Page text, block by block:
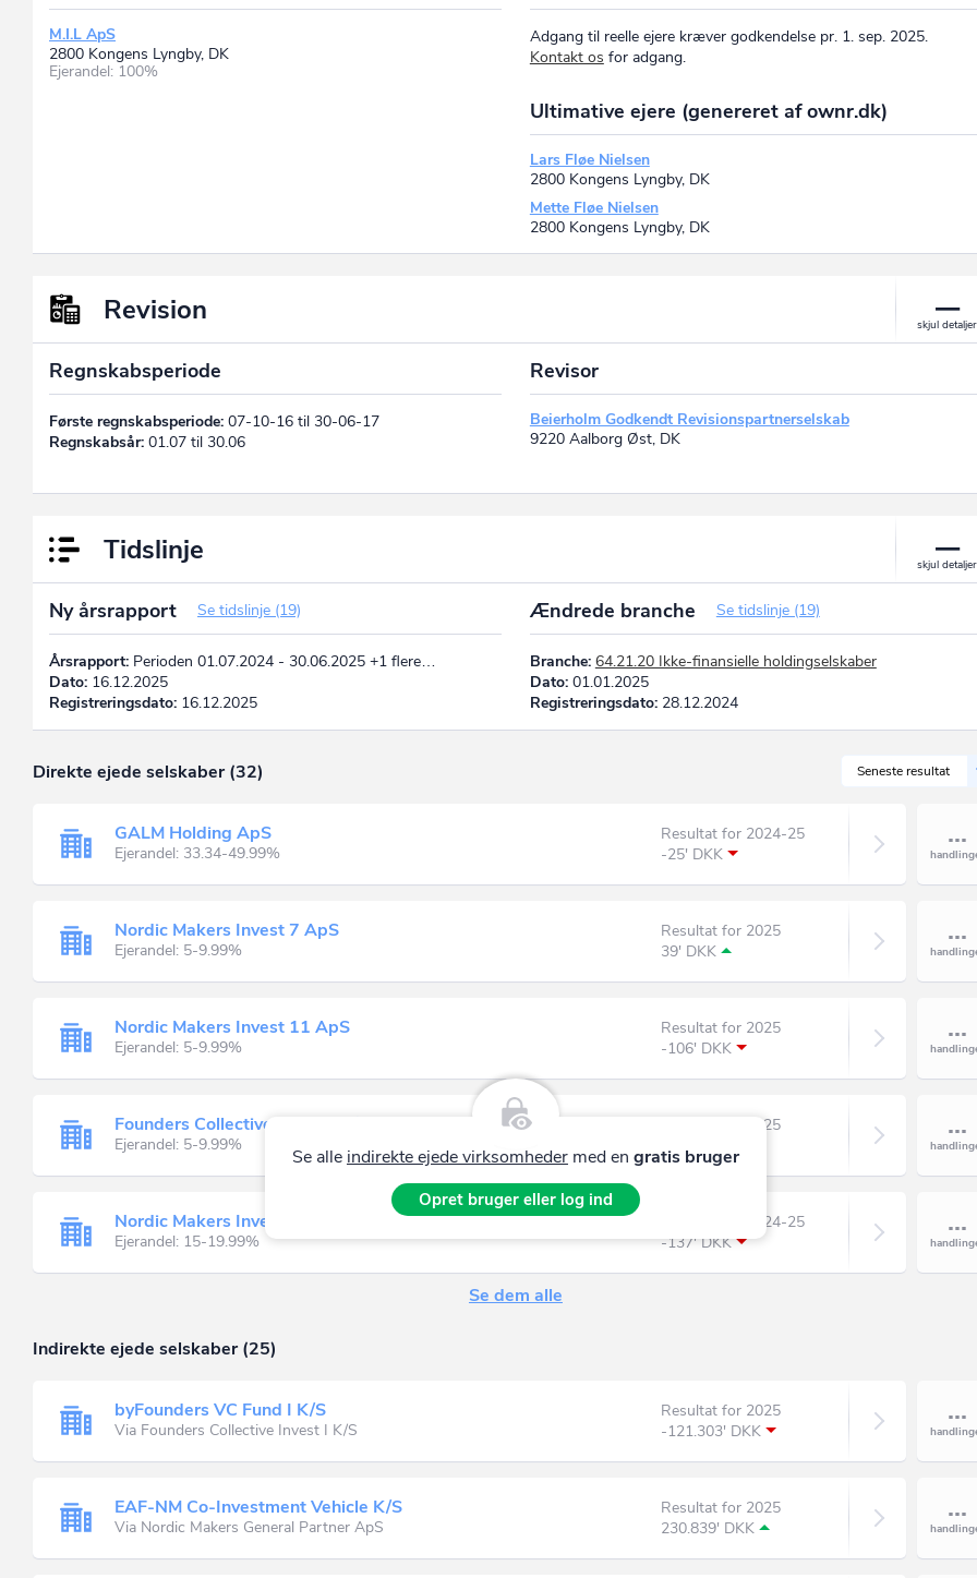
M.I.L ApS
2800 Kongens Lyngby, DK
Ejerandel: 100%
Adgang til reelle ejere kræver godkendelse pr. 1. sep. 2025.
Kontakt os for adgang.
Ultimative ejere (genereret af ownr.dk)
Lars Fløe Nielsen
2800 Kongens Lyngby, DK
Mette Fløe Nielsen
2800 Kongens Lyngby, DK
Revision
Regnskabsperiode
Første regnskabsperiode: 07-10-16 til 30-06-17
Regnskabsår: 01.07 til 30.06
Revisor
Beierholm Godkendt Revisionspartnerselskab
9220 Aalborg Øst, DK
Tidslinje
Ny årsrapport Se tidslinje (19)
Årsrapport: Perioden 01.07.2024 - 30.06.2025 +1 flere…
Dato: 16.12.2025
Registreringsdato: 16.12.2025
Ændrede branche Se tidslinje (19)
Branche: 64.21.20 Ikke-finansielle holdingselskaber
Dato:01.01.2025
Registreringsdato:28.12.2024
Seneste resultat
Direkte ejede selskaber (32)
GALM Holding ApS
Ejerandel: 33.34-49.99%
Resultat for 2024-25
-25' DKK
Nordic Makers Invest 7 ApS
Ejerandel: 5-9.99%
Resultat for 2025
39' DKK
Nordic Makers Invest 11 ApS
Ejerandel: 5-9.99%
Resultat for 2025
-106' DKK
Founders Collective Invest I K/S
Ejerandel: 5-9.99%
Resultat for 2025
Nordic Makers Invest 2 B ApS
Ejerandel: 15-19.99%
Resultat for 2024-25
-137' DKK
Se dem alle
Indirekte ejede selskaber (25)
byFounders VC Fund I K/S
Via Founders Collective Invest I K/S
Resultat for 2025
-121.303' DKK
EAF-NM Co-Investment Vehicle K/S
Via Nordic Makers General Partner ApS
Resultat for 2025
230.839' DKK
Se alle indirekte ejede virksomhedermed en gratis bruger
Opret bruger eller log ind